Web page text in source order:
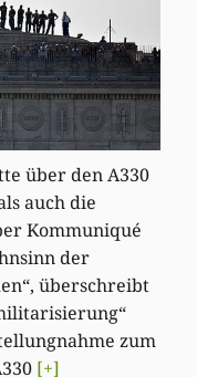
über den A330
auch die
Kommuniqué
der
überschreibt
zum
[+]